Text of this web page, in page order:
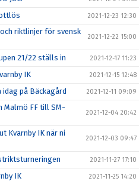
2021-12-23 12:30
riktlinjer för svensk
2021-12-22 15:00
21/22 ställs in 2021-12-17 11:23
IK 2021-12-15 12:48
på Bäckagård 2021-12-11 09:09
Malmö FF till SM-
2021-12-04 20:42
Kvarnby IK när ni
2021-12-03 09:47
2021-11-27 17:10
IK 2021-11-25 14:20